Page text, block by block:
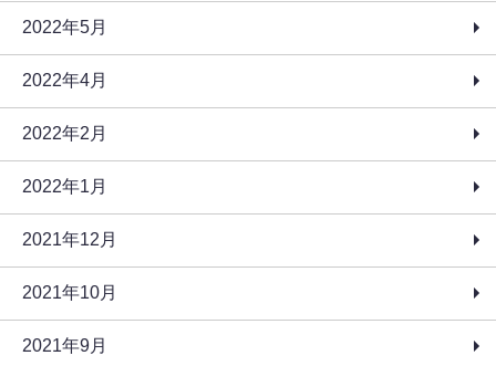
2022年5月
2022年4月
2022年2月
2022年1月
2021年12月
2021年10月
2021年9月